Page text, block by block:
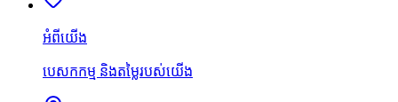
អំពីយើង
បេសកកម្ម និងតម្លៃរបស់យើង